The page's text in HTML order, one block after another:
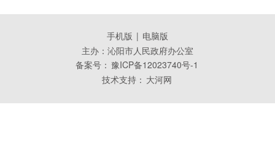
手机版 | 电脑版
主办：沁阳市人民政府办公室
备案号： 豫ICP备12023740号-1
技术支持： 大河网